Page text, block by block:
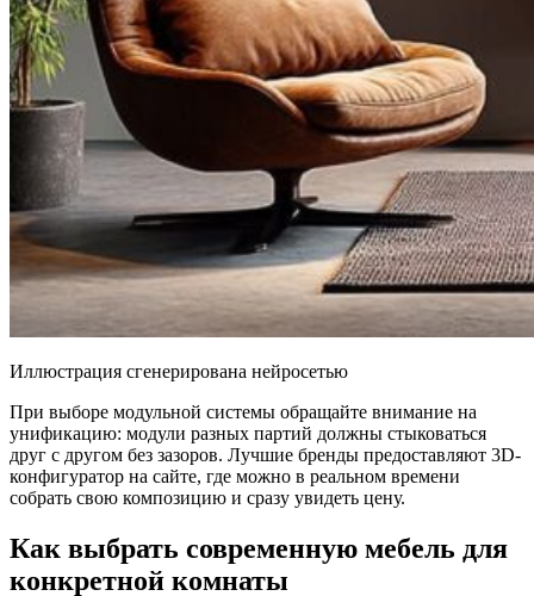
Иллюстрация сгенерирована нейросетью
При выборе модульной системы обращайте внимание на
унификацию: модули разных партий должны стыковаться
друг с другом без зазоров. Лучшие бренды предоставляют 3D-
конфигуратор на сайте, где можно в реальном времени
собрать свою композицию и сразу увидеть цену.
Как выбрать современную мебель для
конкретной комнаты